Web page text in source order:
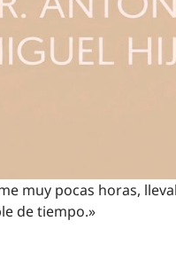
muy pocas horas,
de tiempo.»